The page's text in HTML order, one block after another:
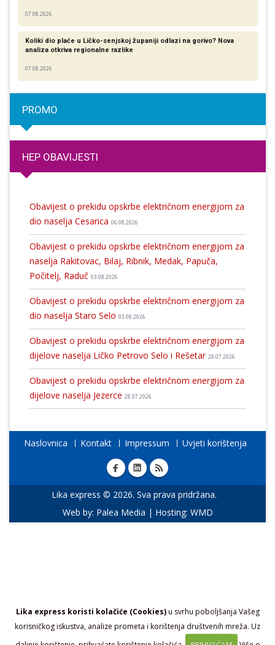
Lika express koristi kolačiće (Cookies)u svrhu poboljšanja Vašeg
korisničkog iskustva, analize prometa i korištenja društvenih mreža. Uz
07.08.2026
Koliki dio plaće u Ličko-senjskoj županiji odlazi na gorivo? Nova
analiza otkriva regionalne razlike​
07.08.2026
PROMO
HEP OBAVIJESTI
Obavijest o prekidu opskrbe električnom energijom za
dio naselja Cesarica 06.08.2026
Obavijest o prekidu opskrbe električnom energijom za
naselja Rakitovac, Bilaj, Ribnik, Medak, Papuča,
Počitelj, Raduč 03.08.2026
Obavijest o prekidu opskrbe električnom energijom za
dio naselja Staro Selo 03.08.2026
Obavijest o prekidu opskrbe električnom energijom za
dijelove naselja Ličko Petrovo Selo i Rešetar 28.07.2026
Obavijest o prekidu opskrbe električnom energijom za
dijelove naselja Jezerce 28.07.2026
Naslovnica Kontakt Impressum Uvjeti korištenja
Lika express © 2026. Sva prava pridržana.
Web by: Palea Media | Hosting: WMD